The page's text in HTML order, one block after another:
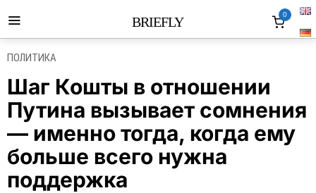
BRIEFLY 0
ПОЛИТИКА
Шаг Кошты в отношении
Путина вызывает сомнения
— именно тогда, когда ему
больше всего нужна
поддержка